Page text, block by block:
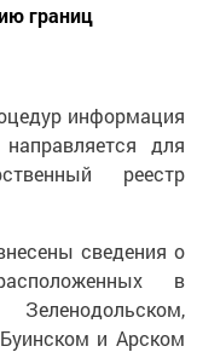
границ
информация
для
реестр
сведения о
в
и Арском